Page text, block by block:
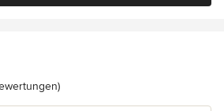
5 von 5 Sternen